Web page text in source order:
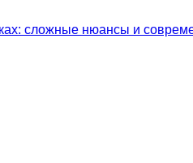
сложные нюансы и